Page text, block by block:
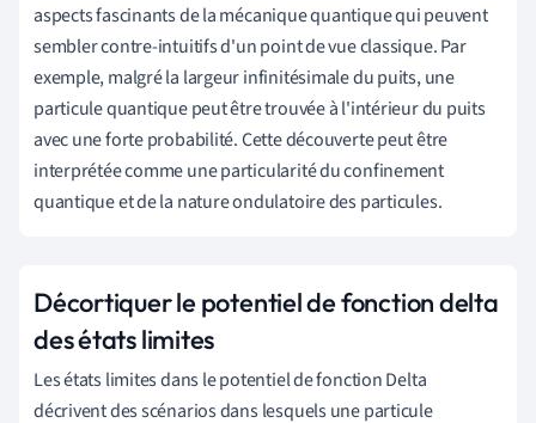
aspects fascinants de la mécanique quantique qui peuvent
sembler contre-intuitifs d'un point de vue classique. Par
exemple, malgré la largeur infinitésimale du puits, une
particule quantique peut être trouvée à l'intérieur du puits
avec une forte probabilité. Cette découverte peut être
interprétée comme une particularité du confinement
quantique et de la nature ondulatoire des particules.
Décortiquer le potentiel de fonction delta
des états limites
Les états limites dans le potentiel de fonction Delta
décrivent des scénarios dans lesquels une particule